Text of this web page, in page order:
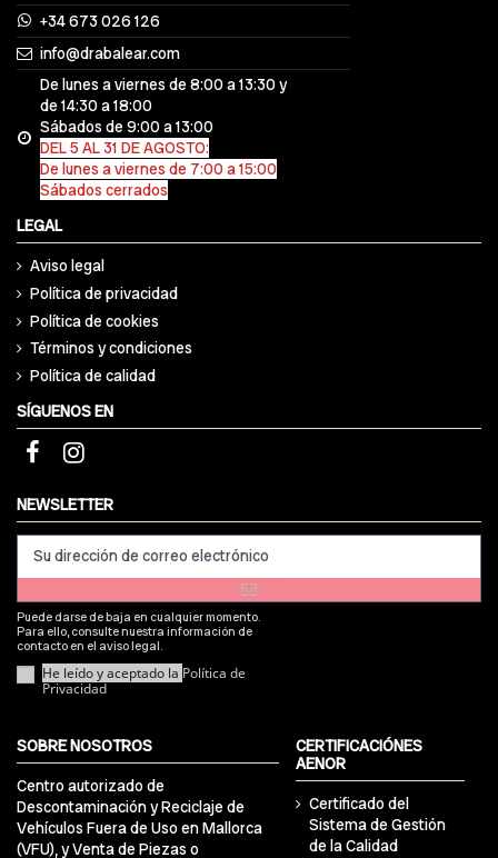
+34 673 026 126
info@drabalear.com
De lunes a viernes de 8:00 a 13:30 y
de 14:30 a 18:00
Sábados de 9:00 a 13:00
DEL 5 AL 31 DE AGOSTO:
De lunes a viernes de 7:00 a 15:00
Sábados cerrados
LEGAL
Aviso legal
Política de privacidad
Política de cookies
Términos y condiciones
Política de calidad
SÍGUENOS EN
NEWSLETTER
Puede darse de baja en cualquier momento.
Para ello, consulte nuestra información de
contacto en el aviso legal.
He leído y aceptado la Política de
Privacidad
SOBRE NOSOTROS
Centro autorizado de
Descontaminación y Reciclaje de
Vehículos Fuera de Uso en Mallorca
(VFU), y Venta de Piezas o
CERTIFICACIÓNES
AENOR
Certificado del
Sistema de Gestión
de la Calidad